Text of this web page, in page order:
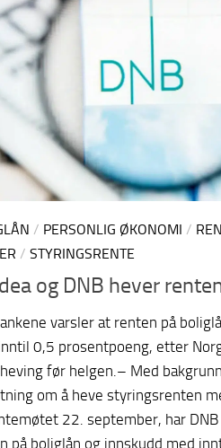
/ PERSONLIG ØKONOMI /
/ STYRINGSRENTE
og DNB hever
varsler at renten på
0,5 prosentpoeng, etter
før helgen.– Med
om å heve styringsrenten
22. september, har
på boliglån og innskudd med